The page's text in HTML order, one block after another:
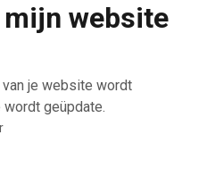
website
je website wordt
geüpdate.